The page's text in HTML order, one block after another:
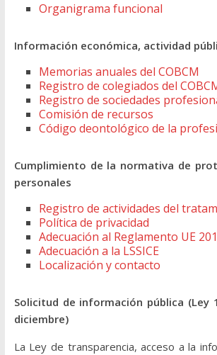
Organigrama funcional
Información económica, actividad
Memorias anuales del COBCM
Registro de colegiados del
Registro de sociedades
Comisión de recursos
Código deontológico de la
Cumplimiento de la normativa de
personales
Registro de actividades del
Política de privacidad
Adecuación al Reglamento UE
Adecuación a la LSSICE
Localización y contacto
Solicitud de información pública (Ley
diciembre)
La Ley de transparencia, acceso a la